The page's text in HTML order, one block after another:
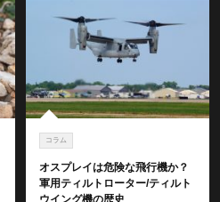
コラム
オスプレイは危険な飛行機か？
軍用ティルトローター/ティルト